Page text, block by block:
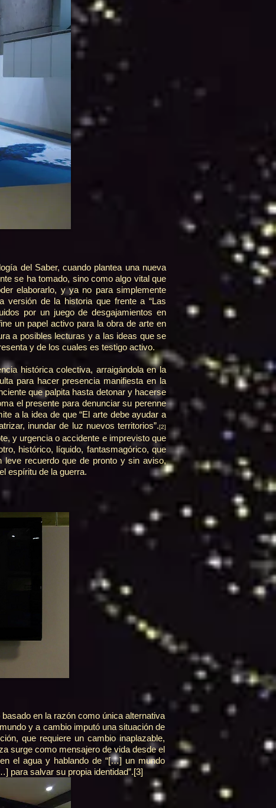
del Saber, cuando plantea una nueva
se ha tomado, sino como algo vital que
elaborarlo, y ya no para simplemente
versión de la historia que frente a “Las
por un juego de desgajamientos en
un papel activo para la obra de arte en
a posibles lecturas y a las ideas que se
y de los cuales es testigo activo.
histórica colectiva, arraigándola en la
para hacer presencia manifiesta en la
que palpita hasta detonar y hacerse
el presente para denunciar su perenne
a la idea de que “El arte debe ayudar a
inundar de luz nuevos territorios”.[2]
y urgencia o accidente e imprevisto que
histórico, líquido, fantasmagórico, que
leve recuerdo que de pronto y sin aviso,
espíritu de la guerra.
en la razón como única alternativa
y a cambio imputó una situación de
que requiere un cambio inaplazable,
surge como mensajero de vida desde el
el agua y hablando de “[…] un mundo
para salvar su propia identidad”.[3]